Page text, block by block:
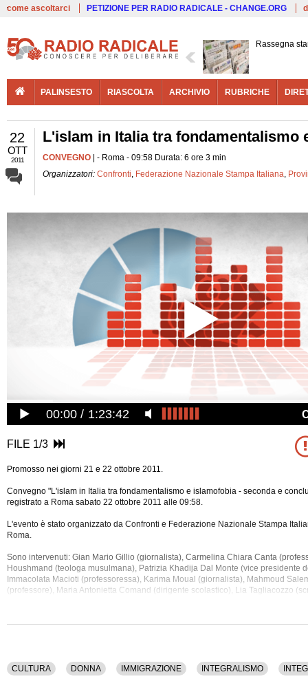
come ascoltarci PETIZIONE PER RADIO RADICALE - CHANGE.ORG
Rassegna
PALINSESTO RIASCOLTA ARCHIVIO RUBRICHE
22
OTT
2011
L'islam in Italia tra fondamentalismo
CONVEGNO | - Roma - 09:58 Durata: 6 ore 3 min
Organizzatori: Confronti, Federazione Nazionale Stampa Italiana,
00:00 1:23:42
FILE 1/3
Promosso nei giorni 21 e 22 ottobre 2011.
Convegno "L'islam in Italia tra fondamentalismo e islamofobia - seconda e
registrato a Roma sabato 22 ottobre 2011 alle 09:58.
L'evento è stato organizzato da Confronti e Federazione Nazionale Stampa
Roma.
Sono intervenuti: Gian Mario Gillio (giornalista), Carmelina Chiara Canta
Houshmand (teologa musulmana), Patrizia Khadija Dal Monte (vice presidente
Immacolata Macioti (professoressa), Karima Moual (giornalista), Mahmoud
(professore), Maria Antonietta Comand (dirigente scolastico), Lia Tagliacozzo
del Centro Islamico Culturale d’Italia), Yahya Sergio Yahe Pallavicini (vice
Sono stati discussi i seguenti argomenti: Cultura, Donna, Immigrazione,
Islam, Italia, Politica, Razzismo, Religione, Societa'.
CULTURA DONNA IMMIGRAZIONE INTEGRALISMO